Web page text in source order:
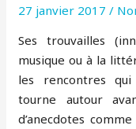
27 janvier 2017 /
Ses trouvailles
musique ou à la
les rencontres
tourne autour
d’anecdotes